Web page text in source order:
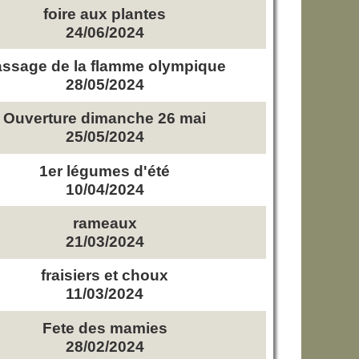
foire aux plantes
24/06/2024
de la flamme olympique
28/05/2024
Ouverture dimanche 26 mai
25/05/2024
1er légumes d'été
10/04/2024
rameaux
21/03/2024
fraisiers et choux
11/03/2024
Fete des mamies
28/02/2024